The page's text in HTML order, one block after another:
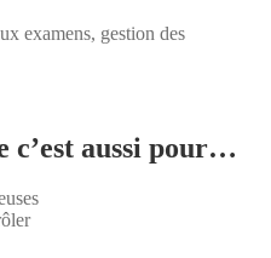
examens, gestion des
c’est aussi pour…